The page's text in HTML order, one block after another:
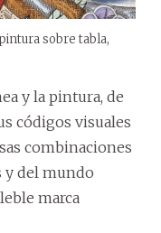
sobre tabla,
y la pintura, de
códigos visuales
combinaciones
y del mundo
marca